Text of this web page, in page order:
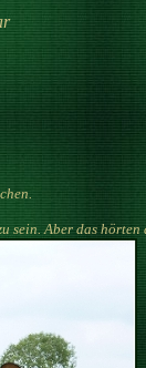
sein. Aber das hörten